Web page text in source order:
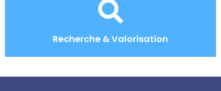
Recherche & Valorisation